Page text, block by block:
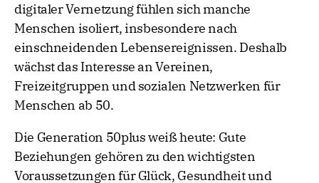
digitaler Vernetzung fühlen sich manche
Menschen isoliert, insbesondere nach
einschneidenden Lebensereignissen. Deshalb
wächst das Interesse an Vereinen,
Freizeitgruppen und sozialen Netzwerken für
Menschen ab 50.
Die Generation 50plus weiß heute: Gute
Beziehungen gehören zu den wichtigsten
Voraussetzungen für Glück, Gesundheit und